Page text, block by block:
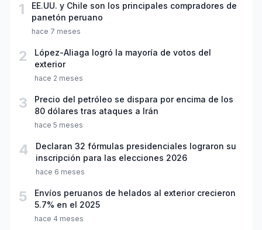
1
EE.UU. y Chile son los principales compradores de
panetón peruano
hace 7 meses
2
López-Aliaga logró la mayoría de votos del
exterior
hace 2 meses
3
Precio del petróleo se dispara por encima de los
80 dólares tras ataques a Irán
hace 5 meses
4
Declaran 32 fórmulas presidenciales lograron su
inscripción para las elecciones 2026
hace 6 meses
5
Envíos peruanos de helados al exterior crecieron
5.7% en el 2025
hace 4 meses